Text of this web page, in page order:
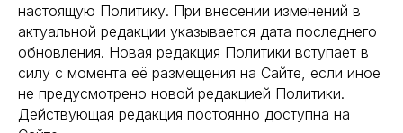
настоящую Политику. При внесении изменений в
актуальной редакции указывается дата последнего
обновления. Новая редакция Политики вступает в
силу с момента её размещения на Сайте, если иное
не предусмотрено новой редакцией Политики.
Действующая редакция постоянно доступна на